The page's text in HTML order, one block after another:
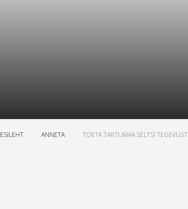
ESILEHT ANNETA TOETA TARTUMAA SELTSI TEGEVUST